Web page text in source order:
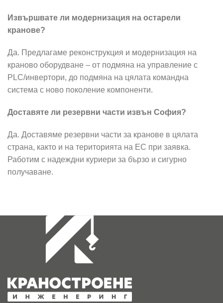
Извършвате ли модернизация на остарели
кранове?
Да. Предлагаме реконструкция и модернизация на
краново оборудване – от подмяна на управление с
PLC/инвертори, до подмяна на цялата командна
система с ново поколение компоненти.
Доставяте ли резервни части извън София?
Да. Доставяме резервни части за кранове в цялата
страна, както и на територията на ЕС при заявка.
Работим с надеждни куриери за бързо и сигурно
получаване.